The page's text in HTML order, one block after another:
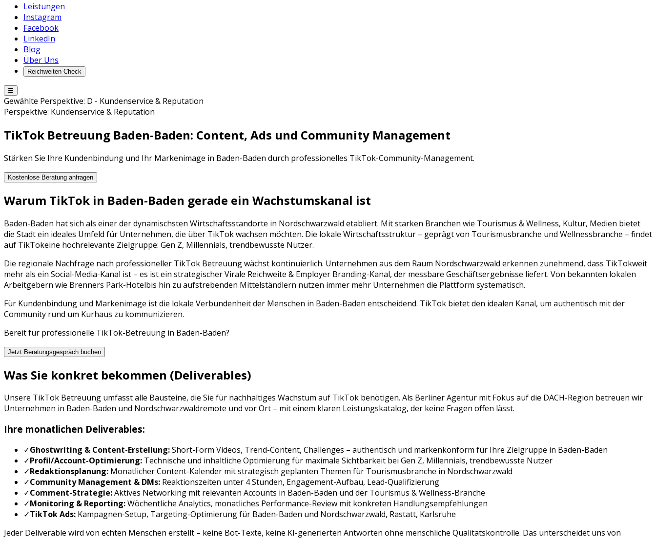
Leistungen
Instagram
Facebook
LinkedIn
Blog
Über Uns
Reichweiten-Check
☰
Gewählte Perspektive: D - Kundenservice & Reputation
Perspektive: Kundenservice & Reputation
TikTok Betreuung Baden-Baden: Content, Ads und Community Management
Stärken Sie Ihre Kundenbindung und Ihr Markenimage in Baden-Baden durch professionelles TikTok-Community-Management.
Kostenlose Beratung anfragen
Warum TikTok in Baden-Baden gerade ein Wachstumskanal ist
Baden-Baden hat sich als einer der dynamischsten Wirtschaftsstandorte in Nordschwarzwald etabliert. Mit starken Branchen wie Tourismus & Wellness, Kultur, Medien bietet
die Stadt ein ideales Umfeld für Unternehmen, die über TikTokwachsen möchten. Die lokale Wirtschaftsstruktur – geprägt von Tourismusbranche und Wellnessbranche – findet
auf TikTokeine hochrelevante Zielgruppe: Gen Z, Millennials, trendbewusste Nutzer.
Die regionale Nachfrage nach professioneller TikTok Betreuungwächst kontinuierlich. Unternehmen aus dem Raum Nordschwarzwald erkennen zunehmend, dass TikTokweit
mehr als ein Social-Media-Kanal ist – es ist ein strategischerVirale Reichweite & Employer Branding-Kanal, der messbare Geschäftsergebnisse liefert. Von bekannten lokalen
Arbeitgebern wie Brenners Park-Hotelbis hin zu aufstrebenden Mittelständlern nutzen immer mehr Unternehmen die Plattform systematisch.
Für Kundenbindung und Markenimage ist die lokale Verbundenheit der Menschen in Baden-Baden entscheidend. TikTok bietet den idealen Kanal, um authentisch mit der
Community rund um Kurhaus zu kommunizieren.
Bereit für professionelle TikTok-Betreuung in Baden-Baden?
Jetzt Beratungsgespräch buchen
Was Sie konkret bekommen (Deliverables)
Unsere TikTok Betreuung umfasst alle Bausteine, die Sie für nachhaltiges Wachstum auf TikTok benötigen. Als Berliner Agentur mit Fokus auf die DACH-Region betreuen wir
Unternehmen in Baden-Baden und Nordschwarzwaldremote und vor Ort – mit einem klaren Leistungskatalog, der keine Fragen offen lässt.
Ihre monatlichen Deliverables:
✓Ghostwriting & Content-Erstellung:Short-Form Videos, Trend-Content, Challenges – authentisch und markenkonform für Ihre Zielgruppe in Baden-Baden
✓Profil/Account-Optimierung: Technische und inhaltliche Optimierung für maximale Sichtbarkeit bei Gen Z, Millennials, trendbewusste Nutzer
✓Redaktionsplanung: Monatlicher Content-Kalender mit strategisch geplanten Themen für Tourismusbranche in Nordschwarzwald
✓Community Management & DMs: Reaktionszeiten unter 4 Stunden, Engagement-Aufbau, Lead-Qualifizierung
✓Comment-Strategie:Aktives Networking mit relevanten Accounts in Baden-Baden und der Tourismus & Wellness-Branche
✓Monitoring & Reporting:Wöchentliche Analytics, monatliches Performance-Review mit konkreten Handlungsempfehlungen
✓TikTok Ads: Kampagnen-Setup, Targeting-Optimierung für Baden-Baden und Nordschwarzwald, Rastatt, Karlsruhe
Jeder Deliverable wird von echten Menschen erstellt – keine Bot-Texte, keine KI-generierten Antworten ohne menschliche Qualitätskontrolle. Das unterscheidet uns von